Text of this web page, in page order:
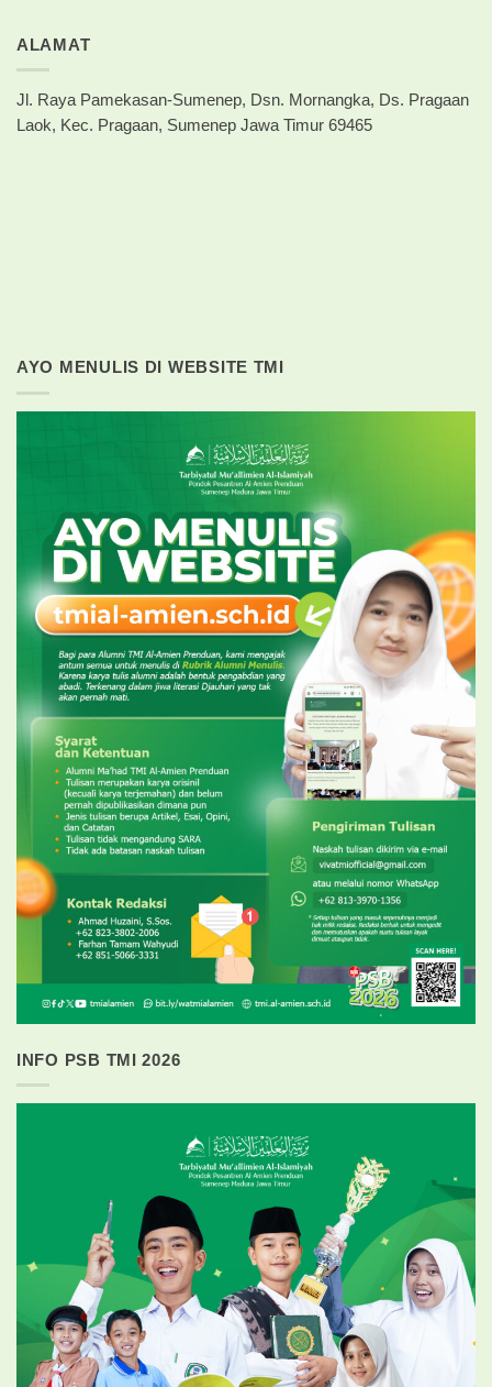
ALAMAT
Jl. Raya Pamekasan-Sumenep, Dsn. Mornangka, Ds. Pragaan
Laok, Kec. Pragaan, Sumenep Jawa Timur 69465
AYO MENULIS DI WEBSITE TMI
INFO PSB TMI 2026